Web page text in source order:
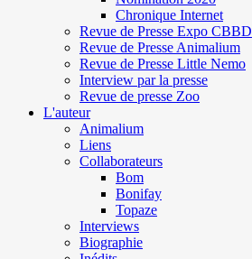
Chronique Internet
Revue de Presse Expo CBBD
Revue de Presse Animalium
Revue de Presse Little Nemo
Interview par la presse
Revue de presse Zoo
L'auteur
Animalium
Liens
Collaborateurs
Bom
Bonifay
Topaze
Interviews
Biographie